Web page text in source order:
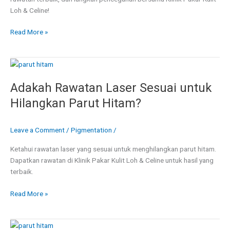
Loh & Celine!
Read More »
Adakah Rawatan Laser Sesuai untuk
Hilangkan Parut Hitam?
Leave a Comment / Pigmentation /
Ketahui rawatan laser yang sesuai untuk menghilangkan parut hitam.
Dapatkan rawatan di Klinik Pakar Kulit Loh & Celine untuk hasil yang
terbaik.
Adakah
Laser
Sesuai
untuk
Parut
Read More »
Parut